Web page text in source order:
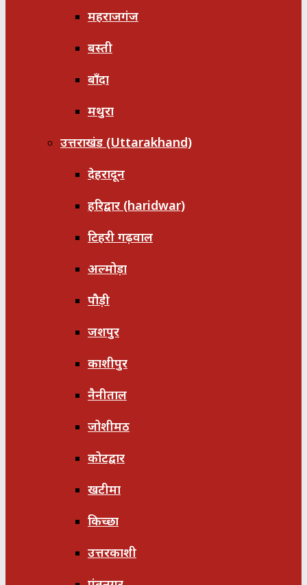
महराजगंज
बस्ती
बाँदा
मथुरा
उत्तराखंड (Uttarakhand)
देहरादून
हरिद्वार (haridwar)
टिहरी गढ़वाल
अल्मोड़ा
पौड़ी
जशपुर
काशीपुर
नैनीताल
जोशीमठ
कोटद्वार
खटीमा
किच्छा
उत्तरकाशी